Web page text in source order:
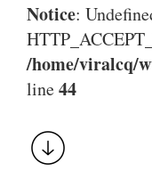
Notice:
/home/viralcq/
line44